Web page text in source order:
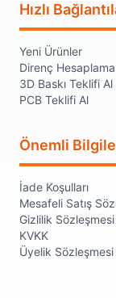
Hızlı
Yeni Ürünler
Direnç Hesaplama
3D Baskı Teklifi Al
PCB Teklifi Al
Önemli
İade Koşulları
Mesafeli Satış
Gizlilik Sözleşmesi
KVKK
Üyelik Sözleşmesi